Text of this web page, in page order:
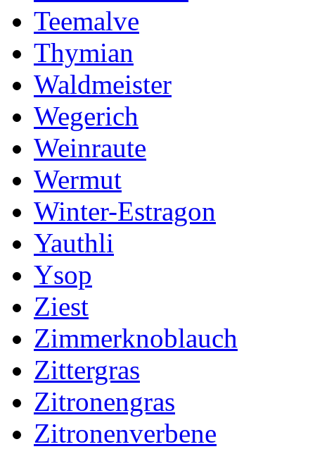
Teemalve
Thymian
Waldmeister
Wegerich
Weinraute
Wermut
Winter-Estragon
Yauthli
Ysop
Ziest
Zimmerknoblauch
Zittergras
Zitronengras
Zitronenverbene